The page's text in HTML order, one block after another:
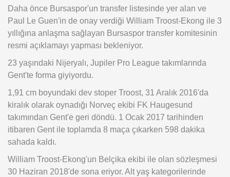
Daha önce Bursaspor'un transfer listesinde yer alan ve
Paul Le Guen'in de onay verdiği William Troost-Ekong ile 3
yıllığına anlaşma sağlayan Bursaspor transfer komitesinin
resmi açıklamayı yapması bekleniyor.
23 yaşındaki Nijeryalı, Jupiler Pro League takımlarında
Gent'te forma giyiyordu.
1,91 cm boyundaki dev stoper Troost, 31 Aralık 2016'da
kiralık olarak oynadığı Norveç ekibi FK Haugesund
takımından Gent'e geri döndü. 1 Ocak 2017 tarihinden
itibaren Gent ile toplamda 8 maça çıkarken 598 dakika
sahada kaldı.
William Troost-Ekong'un Belçika ekibi ile olan sözleşmesi
30 Haziran 2018'de sona eriyor. Alt yaş kategorilerinde